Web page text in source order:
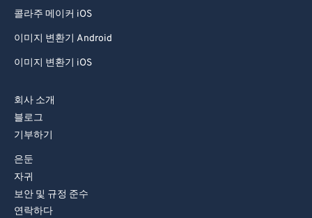
콜라주 메이커 iOS
이미지 변환기 Android
이미지 변환기 iOS
회사 소개
블로그
기부하기
은둔
자귀
보안 및 규정 준수
연락하다